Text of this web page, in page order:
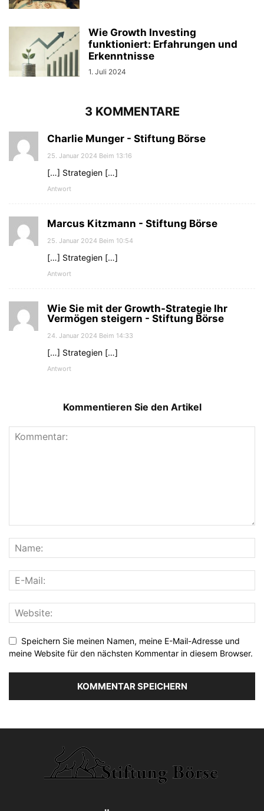
Wie Growth Investing
funktioniert: Erfahrungen und
Erkenntnisse
1. Juli 2024
3 KOMMENTARE
Charlie Munger - Stiftung Börse
25. Januar 2024 Beim 13:16
[…] Strategien […]
Antwort
Marcus Kitzmann - Stiftung Börse
25. Januar 2024 Beim 10:54
[…] Strategien […]
Antwort
Wie Sie mit der Growth-Strategie Ihr
Vermögen steigern - Stiftung Börse
24. Januar 2024 Beim 14:33
[…] Strategien […]
Antwort
Kommentieren Sie den Artikel
Speichern Sie meinen Namen, meine E-Mail-Adresse und
meine Website für den nächsten Kommentar in diesem Browser.